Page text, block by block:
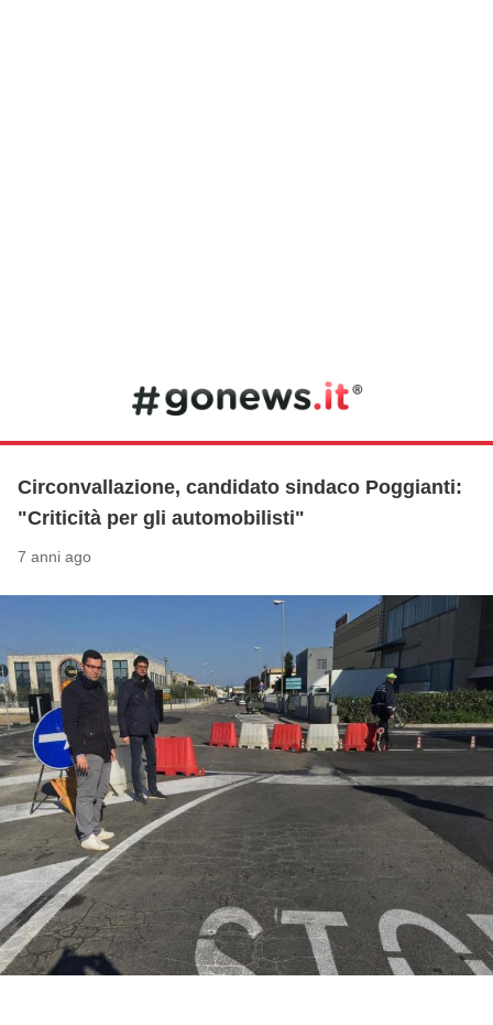
Circonvallazione, candidato sindaco Poggianti:
"Criticità per gli automobilisti"
7 anni ago